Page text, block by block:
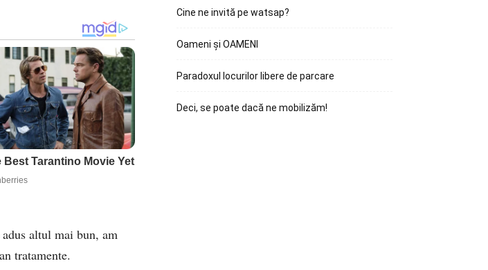
altul mai bun, am
tratamente.
Cine ne invită pe watsap?
Oameni și OAMENI
Paradoxul locurilor libere de parcare
Deci, se poate dacă ne mobilizăm!